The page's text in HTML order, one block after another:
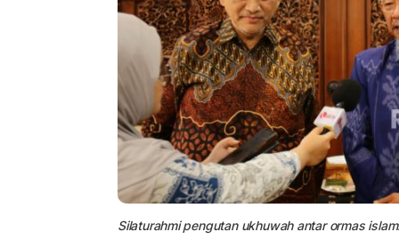
Silaturahmi pengutan ukhuwah antar ormas